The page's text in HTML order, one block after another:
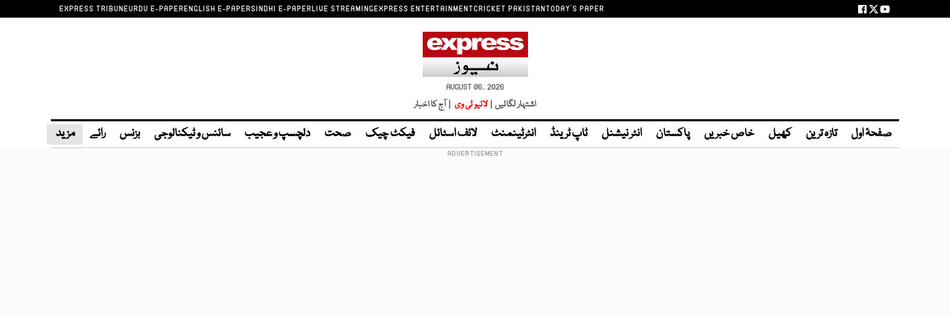
EXPRESS TRIBUNEURDU E-PAPERENGLISH E-PAPERSINDHI E-PAPERLIVE STREAMINGEXPRESS ENTERTAINMENTCRICKET PAKISTANTODAY'S PAPER
AUGUST 06, 2026
اشتہار لگائیں | لائیو ٹی وی | آج کا اخبار
صفحۂ اول تازہ ترین کھیل خاص خبریں پاکستان انٹر نیشنل ٹاپ ٹرینڈ انٹرٹینمنٹ لائف اسٹائل فیکٹ چیک صحت دلچسپ و عجیب سائنس و ٹیکنالوجی بزنس رائے مزید